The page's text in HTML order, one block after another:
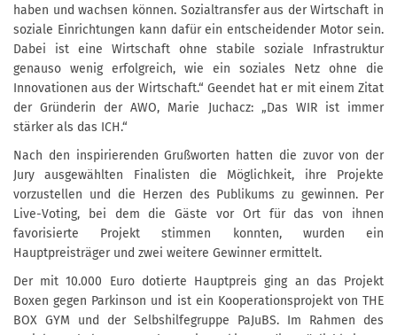
haben und wachsen können. Sozialtransfer aus der Wirtschaft in
soziale Einrichtungen kann dafür ein entscheidender Motor sein.
Dabei ist eine Wirtschaft ohne stabile soziale Infrastruktur
genauso wenig erfolgreich, wie ein soziales Netz ohne die
Innovationen aus der Wirtschaft.“ Geendet hat er mit einem Zitat
der Gründerin der AWO, Marie Juchacz: „Das WIR ist immer
stärker als das ICH.“
Nach den inspirierenden Grußworten hatten die zuvor von der
Jury ausgewählten Finalisten die Möglichkeit, ihre Projekte
vorzustellen und die Herzen des Publikums zu gewinnen. Per
Live-Voting, bei dem die Gäste vor Ort für das von ihnen
favorisierte Projekt stimmen konnten, wurden ein
Hauptpreisträger und zwei weitere Gewinner ermittelt.
Der mit 10.000 Euro dotierte Hauptpreis ging an das Projekt
Boxen gegen Parkinson und ist ein Kooperationsprojekt von THE
BOX GYM und der Selbshilfegruppe PaJuBS. Im Rahmen des